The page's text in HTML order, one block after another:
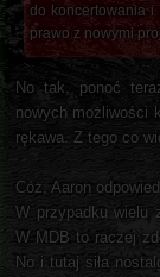
do koncertowania i
prawo z nowymi
No tak, ponoć
nowych możliwości
rękawa. Z tego co
Cóż, Aaron
W przypadku wielu
W MDB to raczej
No i tutaj siła